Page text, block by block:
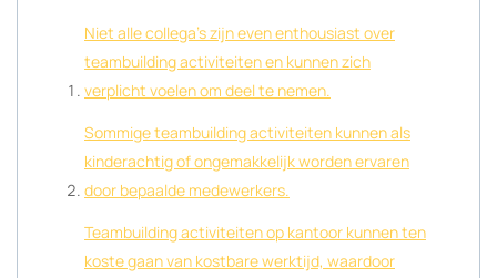
Niet alle collega’s zijn even enthousiast over
teambuilding activiteiten en kunnen zich
verplicht voelen om deel te nemen.
Sommige teambuilding activiteiten kunnen als
kinderachtig of ongemakkelijk worden ervaren
door bepaalde medewerkers.
Teambuilding activiteiten op kantoor kunnen ten
koste gaan van kostbare werktijd, waardoor